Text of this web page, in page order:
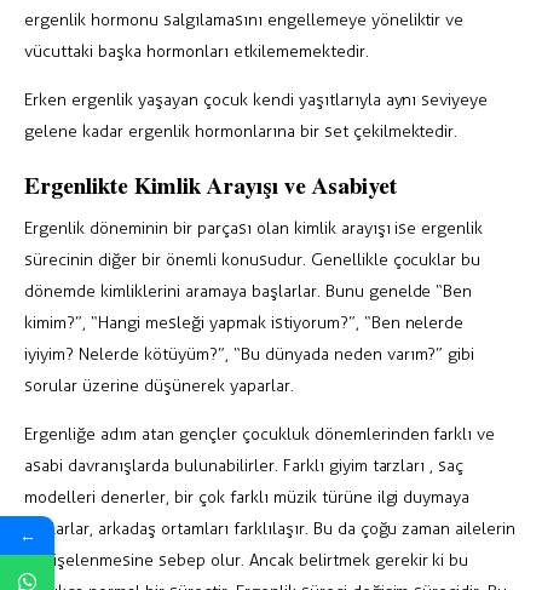
ergenlik hormonu salgılamasını engellemeye yöneliktir ve
vücuttaki başka hormonları etkilememektedir.
Erken ergenlik yaşayan çocuk kendi yaşıtlarıyla aynı seviyeye
gelene kadar ergenlik hormonlarına bir set çekilmektedir.
Ergenlikte Kimlik Arayışı ve Asabiyet
Ergenlik döneminin bir parçası olan kimlik arayışı ise ergenlik
sürecinin diğer bir önemli konusudur. Genellikle çocuklar bu
dönemde kimliklerini aramaya başlarlar. Bunu genelde “Ben
kimim?”, “Hangi mesleği yapmak istiyorum?”, “Ben nelerde
iyiyim? Nelerde kötüyüm?”, “Bu dünyada neden varım?” gibi
sorular üzerine düşünerek yaparlar.
Ergenliğe adım atan gençler çocukluk dönemlerinden farklı ve
asabi davranışlarda bulunabilirler. Farklı giyim tarzları , saç
modelleri denerler, bir çok farklı müzik türüne ilgi duymaya
başlarlar, arkadaş ortamları farklılaşır. Bu da çoğu zaman ailelerin
endişelenmesine sebep olur. Ancak belirtmek gerekir ki bu
←